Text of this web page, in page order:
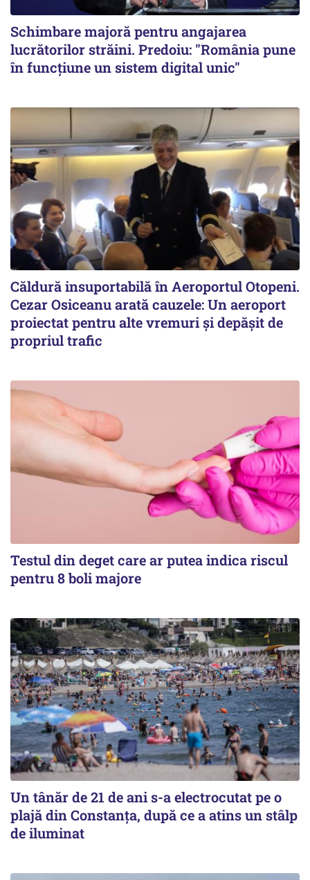
Schimbare majoră pentru angajarea
lucrătorilor străini. Predoiu: "România pune
în funcțiune un sistem digital unic"
Căldură insuportabilă în Aeroportul Otopeni.
Cezar Osiceanu arată cauzele: Un aeroport
proiectat pentru alte vremuri și depășit de
propriul trafic
Testul din deget care ar putea indica riscul
pentru 8 boli majore
Un tânăr de 21 de ani s-a electrocutat pe o
plajă din Constanța, după ce a atins un stâlp
de iluminat